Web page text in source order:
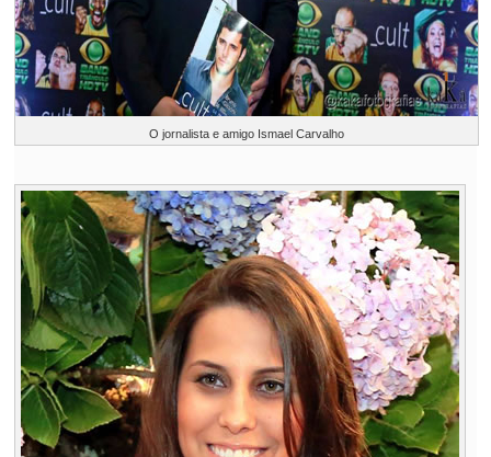
O jornalista e amigo Ismael Carvalho